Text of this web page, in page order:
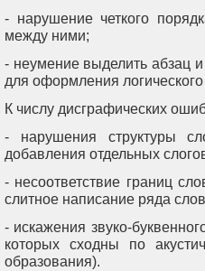
- нарушение четкого
между ними;
- неумение выделить абзац
для оформления
К числу дисграфических
- нарушения структуры
добавления отдельных
- несоответствие границ
слитное написание ряда
- искажения звуко-
которых сходны по
образования).